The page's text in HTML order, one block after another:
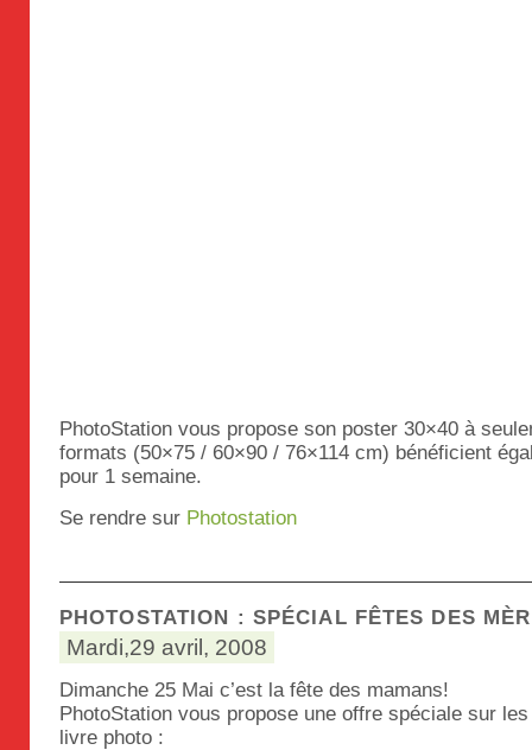
PhotoStation vous propose son poster 30×40 à
formats (50×75 / 60×90 / 76×114 cm) bénéficient
pour 1 semaine.
Se rendre sur Photostation
PHOTOSTATION : SPÉCIAL FÊTES DES
Mardi,29 avril, 2008
Dimanche 25 Mai c’est la fête des mamans!
PhotoStation vous propose une offre spéciale sur
livre photo :